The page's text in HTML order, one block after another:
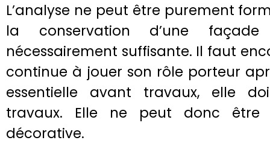
L’analyse ne peut être purement
la conservation d’une
nécessairement suffisante. Il faut
continue à jouer son rôle porteur
essentielle avant travaux, elle
travaux. Elle ne peut donc être
décorative.